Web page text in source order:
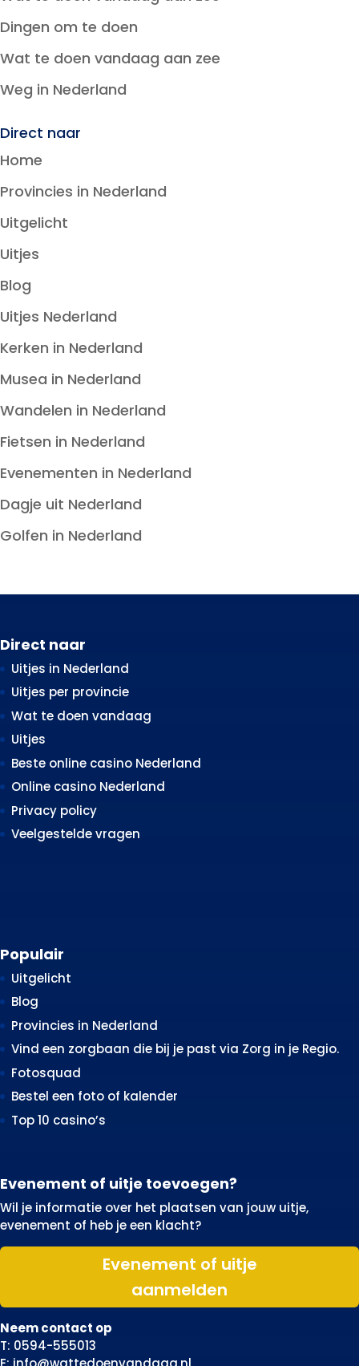
Dingen om te doen
Wat te doen vandaag aan zee
Weg in Nederland
Direct naar
Home
Provincies in Nederland
Uitgelicht
Uitjes
Blog
Uitjes Nederland
Kerken in Nederland
Musea in Nederland
Wandelen in Nederland
Fietsen in Nederland
Evenementen in Nederland
Dagje uit Nederland
Golfen in Nederland
Direct naar
Uitjes in Nederland
Uitjes per provincie
Wat te doen vandaag
Uitjes
Beste online casino Nederland
Online casino Nederland
Privacy policy
Veelgestelde vragen
Populair
Uitgelicht
Blog
Provincies in Nederland
Vind een zorgbaan die bij je past via Zorg in je Regio.
Fotosquad
Bestel een foto of kalender
Top 10 casino’s
Evenement of uitje toevoegen?
Wil je informatie over het plaatsen van jouw uitje,
evenement of heb je een klacht?
Evenement of uitje
aanmelden
Neem contact op
T: 0594-555013